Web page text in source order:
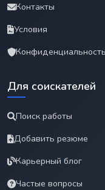
Контакты
Условия
Конфиденциальность
Для соискателей
Поиск работы
Добавить резюме
Карьерный блог
Частые вопросы